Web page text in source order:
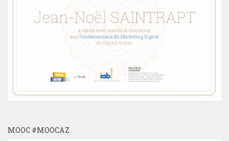
MOOC #MOOCAZ